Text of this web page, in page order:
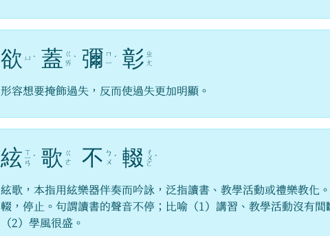
欲 ㄩ ˋ 蓋 ㄍ
ㄞ ˋ 彌 ㄇ
ㄧ ˊ 彰 ㄓ
ㄤ
形容想要掩飾過失，反而使過失更加明顯。
絃 ㄒ
ㄧ
ㄢ
ˊ 歌 ㄍ
ㄜ
不 ㄅ
ㄨ ˊ 輟 ㄔ
ㄨ
ㄛ
ˋ
絃歌，本指用絃樂器伴奏而吟詠，泛指讀書、教學活動或禮樂教化
輟，停止。句謂讀書的聲音不停；比喻（1）講習、教學活動沒有間
（2）學風很盛。